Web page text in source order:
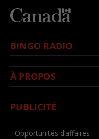
BINGO RADIO
À PROPOS
PUBLICITÉ
- Opportunités d’affaires